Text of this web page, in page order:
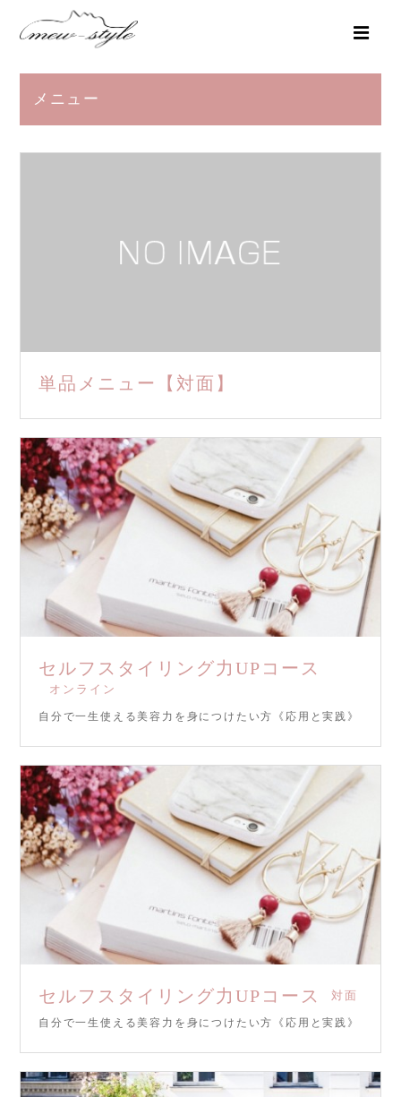
メニュー
単品メニュー【対面】
セルフスタイリング力UPコース
オンライン
自分で一生使える美容力を身につけたい方《応用と実践》
セルフスタイリング力UPコース 対面
自分で一生使える美容力を身につけたい方《応用と実践》